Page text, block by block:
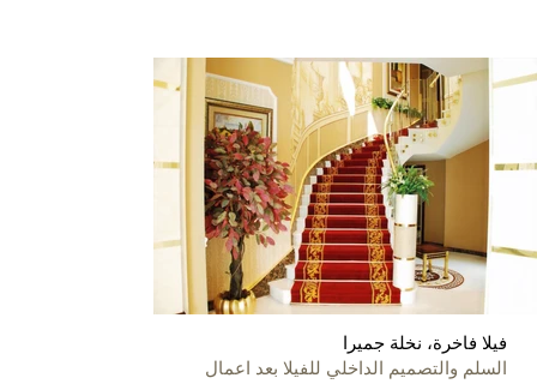
فيلا فاخرة، نخلة جميرا
السلم والتصميم الداخلي للفيلا بعد اعمال